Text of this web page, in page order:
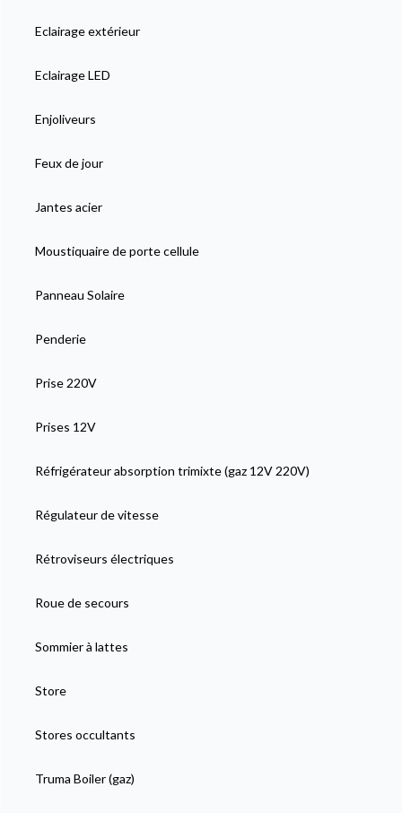
Eclairage extérieur
Eclairage LED
Enjoliveurs
Feux de jour
Jantes acier
Moustiquaire de porte cellule
Panneau Solaire
Penderie
Prise 220V
Prises 12V
Réfrigérateur absorption trimixte (gaz 12V 220V)
Régulateur de vitesse
Rétroviseurs électriques
Roue de secours
Sommier à lattes
Store
Stores occultants
Truma Boiler (gaz)